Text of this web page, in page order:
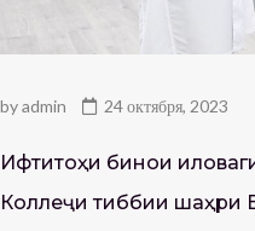
byadmin 24 октября, 2023
Ифтитоҳи бинои
Коллеҷи тиббии шаҳри